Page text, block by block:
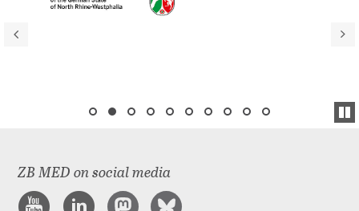
ZB MED on social media